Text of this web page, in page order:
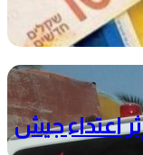
اعتداء جيش